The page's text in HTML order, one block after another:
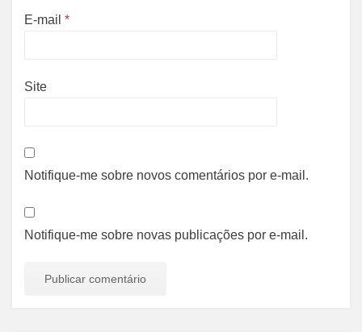
E-mail *
Site
Notifique-me sobre novos comentários por e-mail.
Notifique-me sobre novas publicações por e-mail.